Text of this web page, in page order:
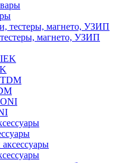
магнето, УЗИП